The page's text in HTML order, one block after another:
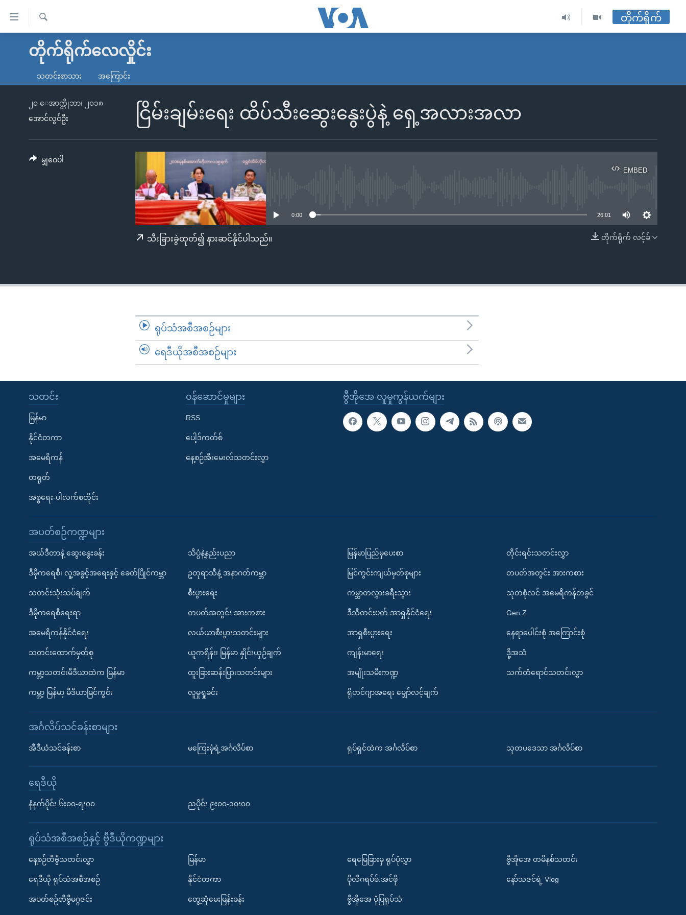
လွယ်ကူ
သည့်
ကျော်
ကျော်
မူလစာမျက်နှာ
ကမ္ဘာ့သတင်းများ
နိုင်ငံတကာ
အမေရိကန်
တရုတ်
အစ္စရေး-ပါလက်စတိုင်း
သတင်းလွတ်လပ်ခွင့်
ရပ်ဝန်းတခု လမ်းတခု အလွန်
အင်္ဂလိပ်စာလေ့လာမယ်
ရှာဖွေ
ရ
လာ
တိုက်ရိုက်
တိုက်ရိုက်လေလှိုင်း
သတင်းစာသား အကြောင်း
ငြိမ်းချမ်းရေး ထိပ်သီးဆွေးနွေးပွဲနဲ့ ရှေ့အလားအလာ
၂၀ ေအာက္တိုဘာ၊ ၂၀၁၈
အောင်လွင်ဦး
EMBED
EMBED
0:00 26:01
တိုက်ရိုက် လင့်ခ်
သီးခြားခွဲထုတ်၍ နားဆင်နိုင်ပါသည်။
မျှဝေပါ
ရုပ်သံအစီအစဉ်များ
ရေဒီယိုအစီအစဉ်များ
ဗွီအိုအေ လူမှုကွန်ယက်များ
သတင်း
မြန်မာ
နိုင်ငံတကာ
အမေရိကန်
တရုတ်
အစ္စရေး-ပါလက်စတိုင်း
၀န်ဆောင်မှုများ
RSS
ပေါ့ဒ်ကတ်စ်
နေ့စဉ်အီးမေးလ်သတင်းလွှာ
အပတ်စဉ်ကဏ္ဍများ
အယ်ဒီတာနဲ့ ဆွေးနွေးခန်း
ဒီမိုကရေစီ၊ လူ့အခွင့်အရေးနှင့် ခေတ်ပြိုင်ကမ္ဘာ
သတင်းသုံးသပ်ချက်
ဒီမိုကရေစီရေးရာ
အမေရိကန်နိုင်ငံရေး
သတင်းထောက်မှတ်စု
ကမ္ဘာ့သတင်းမီဒီယာထဲက မြန်မာ
ကမ္ဘာ့ မြန်မာ့ မီဒီယာမြင်ကွင်း
သိပ္ပံနဲ့နည်းပညာ
ဥတုရာသီနဲ့ အနာဂတ်ကမ္ဘာ
စီးပွားရေး
တပတ်အတွင်း အားကစား
လယ်ယာစီးပွားသတင်းများ
ယူကရိန်း၊ မြန်မာ နှိုင်းယှဉ်ချက်
ထူးခြားဆန်းပြားသတင်းများ
လူမှုရှုခင်း
မြန်မာပြည်မှပေးစာ
မြင်ကွင်းကျယ်မှတ်စုများ
ကမ္ဘာတလွှားခရီးသွား
ဒီသီတင်းပတ် အာရှနိုင်ငံရေး
အာရှစီးပွားရေး
ကျန်းမာရေး
အမျိုးသမီးကဏ္ဍ
ရိုဟင်ဂျာအရေး မျှော်လင့်ချက်
တိုင်းရင်းသတင်းလွှာ
တပတ်အတွင်း အားကစား
သုတစုံလင် အမေရိကန်တခွင်
Gen Z
နေရာပေါင်းစုံ အကြောင်းစုံ
ဒို့အသံ
သက်တံရောင်သတင်းလွှာ
အင်္ဂလိပ်သင်ခန်းစာများ
အီဒီယံသင်ခန်းစာ မကြေးမုံရဲ့အင်္ဂလိပ်စာ ရုပ်ရှင်ထဲက အင်္ဂလိပ်စာ သုတပဒေသာ အင်္ဂလိပ်စာ
ရေဒီယို
နံနက်ပိုင်း ၆း၀၀-ရး၀၀ ညပိုင်း ၉း၀၀-၁၀း၀၀
ရုပ်သံအစီအစဉ်နှင့် ဗွီဒီယိုကဏ္ဍများ
နေ့စဉ်တီဗွီသတင်းလွှာ
ရေဒီယို ရုပ်သံအစီအစဉ်
အပတ်စဉ်တီဗွီမဂ္ဂဇင်း
မြန်မာ
နိုင်ငံတကာ
တွေ့ဆုံမေးမြန်းခန်း
ရေမြေခြားမှ ရုပ်ပုံလွှာ
ပိုလီဂရပ်ဖ်.အင်ဖို
ဗွီအိုအေ ပုံပြရုပ်သံ
ဗွီအိုအေ တမိနစ်သတင်း
နော်သဇင်ရဲ့ Vlog